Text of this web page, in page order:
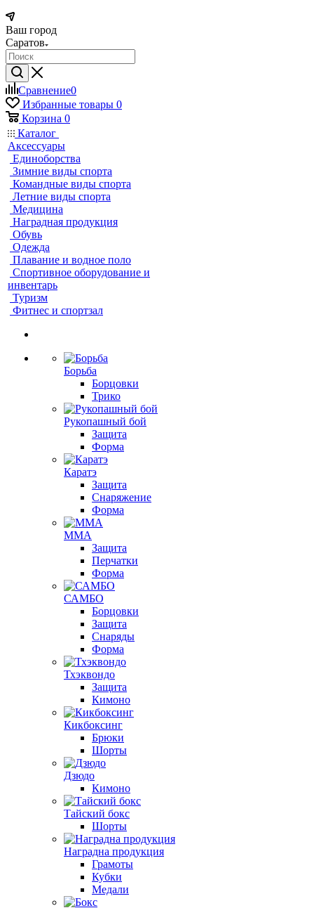
Ваш город
Саратов
Сравнение0
Избранные товары 0
Корзина 0
Каталог
Аксессуары
Единоборства
Зимние виды спорта
Командные виды спорта
Летние виды спорта
Медицина
Наградная продукция
Обувь
Одежда
Плавание и водное поло
Спортивное оборудование и
инвентарь
Туризм
Фитнес и спортзал
Борьба
Борцовки
Трико
Рукопашный бой
Защита
Форма
Каратэ
Защита
Снаряжение
Форма
ММА
Защита
Перчатки
Форма
САМБО
Борцовки
Защита
Снаряды
Форма
Тхэквондо
Защита
Кимоно
Кикбоксинг
Брюки
Шорты
Дзюдо
Кимоно
Тайский бокс
Шорты
Наградна продукция
Грамоты
Кубки
Медали